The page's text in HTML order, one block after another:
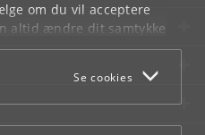
om du vil acceptere
altid ændre dit samtykke
som du finder i
Se cookies